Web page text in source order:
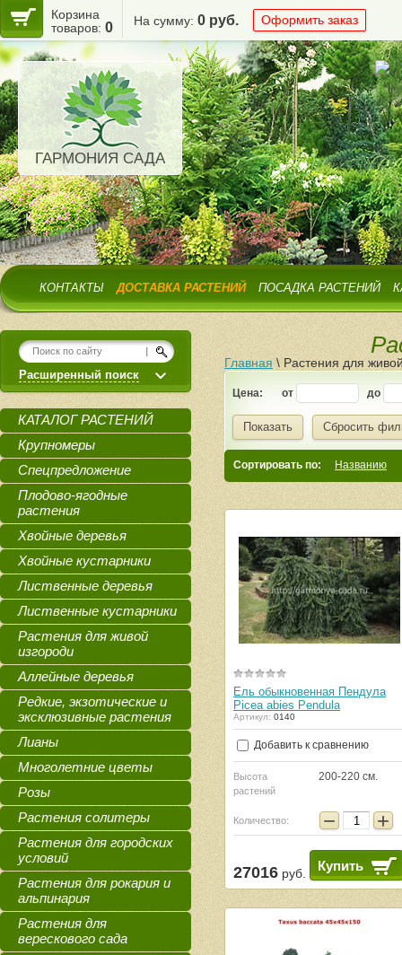
Корзина
товаров: 0 На сумму: 0 руб. Оформить заказ
ГАРМОНИЯ САДА
КОНТАКТЫ ДОСТАВКА РАСТЕНИЙ ПОСАДКА РАСТЕНИЙ
Главная \ Растения для
Цена: от до
Показать Сбросить
Сортировать по: Названию
Ель обыкновенная Пендула
Picea abies Pendula
Артикул: 0140
Добавить к сравнению
Высота
растений
200-220 см.
Количество: − +
27016 руб. Купить
Расширенный поиск
КАТАЛОГ РАСТЕНИЙ
Крупномеры
Спецпредложение
Плодово-ягодные
растения
Хвойные деревья
Хвойные кустарники
Лиственные деревья
Лиственные кустарники
Растения для живой
изгороди
Аллейные деревья
Редкие, экзотические и
эксклюзивные растения
Лианы
Многолетние цветы
Розы
Растения солитеры
Растения для городских
условий
Растения для рокария и
альпинария
Растения для
верескового сада